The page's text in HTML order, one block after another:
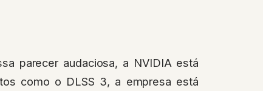
parecer audaciosa, a NVIDIA está
como o DLSS 3, a empresa está